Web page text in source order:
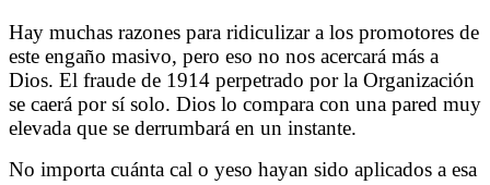
Hay muchas razones para ridiculizar a los promotores de
este engaño masivo, pero eso no nos acercará más a
Dios. El fraude de 1914 perpetrado por la Organización
se caerá por sí solo. Dios lo compara con una pared muy
elevada que se derrumbará en un instante.
No importa cuánta cal o yeso hayan sido aplicados a esa